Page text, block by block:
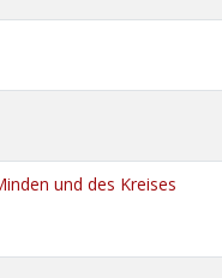
und des Kreises